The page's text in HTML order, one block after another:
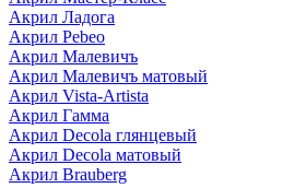
Акрил Ладога
Акрил Pebeo
Акрил Малевичъ
Акрил Малевичъ матовый
Акрил Vista-Artista
Акрил Гамма
Акрил Decola глянцевый
Акрил Decola матовый
Акрил Brauberg